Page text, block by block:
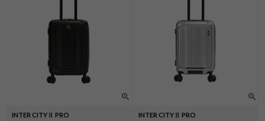
INTER CITYⅡ PRO INTER CITYⅡ PRO